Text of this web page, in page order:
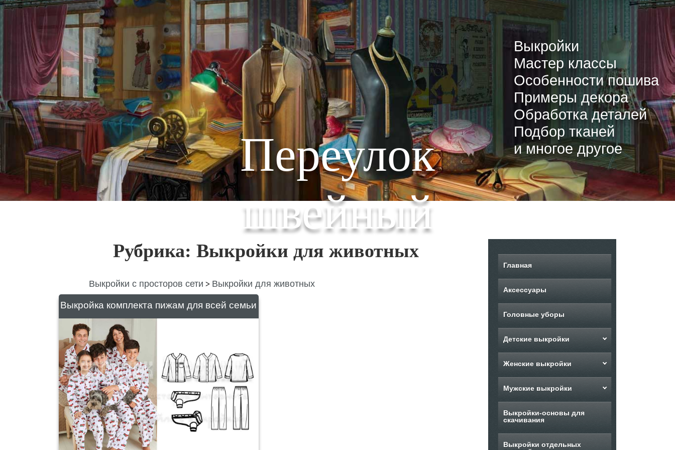
Переулок
швейный
Выкройки
Мастер классы
Особенности пошива
Примеры декора
Обработка деталей
Подбор тканей
и многое другое
Рубрика: Выкройки для животных
Выкройки с просторов сети > Выкройки для животных
Выкройка комплекта пижам для всей семьи
Главная
Аксессуары
Головные уборы
Детские выкройки
Женские выкройки
Мужские выкройки
Выкройки-основы для
скачивания
Выкройки отдельных